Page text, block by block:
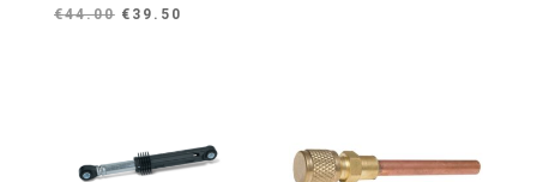
€44.00 O
€ 39.50